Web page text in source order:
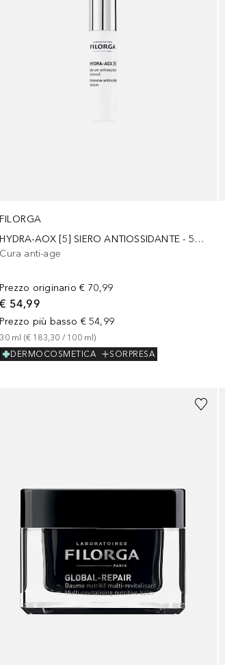
FILORGA
HYDRA-AOX [5] SIERO ANTIOSSIDANTE - 5 ANTIOSSIDANTI E ACIDO IALURONICO
Cura anti-age
Prezzo originario € 70,99
€ 54,99
Prezzo più basso € 54,99
30 ml (€ 183,30 / 100 ml)
DERMOCOSMETICA
SORPRESA